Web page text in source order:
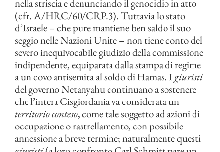
nella striscia e denunciando il genocidio in atto
(cfr. A/HRC/60/CRP.3). Tuttavia lo stato
d’Israele – che pure mantiene ben saldo il suo
seggio nelle Nazioni Unite – non tiene conto del
severo inequivocabile giudizio della commissione
indipendente, equiparata dalla stampa di regime
a un covo antisemita al soldo di Hamas. Igiuristi
del governo Netanyahu continuano a sostenere
che l’intera Cisgiordania va considerata un
territorio conteso, come tale soggetto ad azioni di
occupazione o rastrellamento, con possibile
annessione a breve termine; naturalmente questi